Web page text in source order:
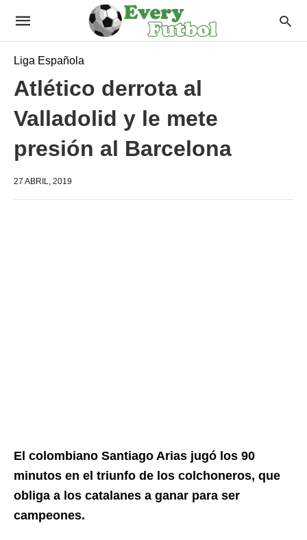
Liga Española
Atlético derrota al
Valladolid y le mete
presión al Barcelona
27 ABRIL, 2019
El colombiano Santiago Arias jugó los 90
minutos en el triunfo de los colchoneros, que
obliga a los catalanes a ganar para ser
campeones.